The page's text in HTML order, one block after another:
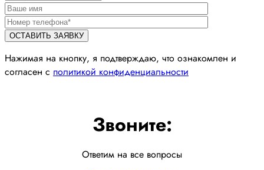
Нажимая на кнопку, я подтверждаю, что ознакомлен и
согласен с политикой конфиденциальности
Звоните:
Ответим на все вопросы